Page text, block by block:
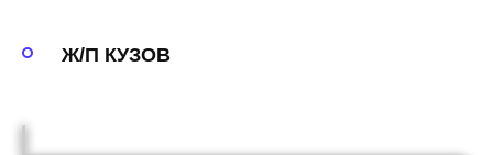
Ж/П КУЗОВ